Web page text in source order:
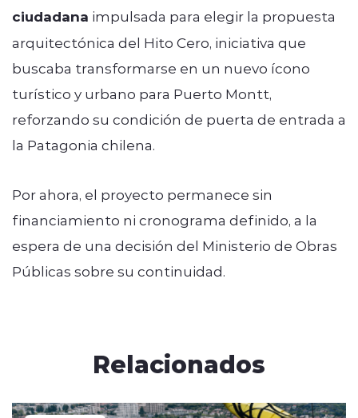
ciudadana impulsada para elegir la propuesta
arquitectónica del Hito Cero, iniciativa que
buscaba transformarse en un nuevo ícono
turístico y urbano para Puerto Montt,
reforzando su condición de puerta de entrada a
la Patagonia chilena.
Por ahora, el proyecto permanece sin
financiamiento ni cronograma definido, a la
espera de una decisión del Ministerio de Obras
Públicas sobre su continuidad.
Relacionados